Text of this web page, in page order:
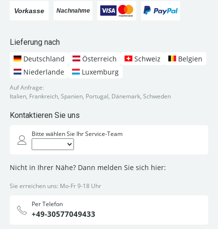
Lieferung nach
Deutschland
Österreich Schweiz
Belgien
Niederlande
Luxemburg
Auf Anfrage:
Italien, Frankreich, Spanien, Portugal, Dänemark, Schweden
Kontaktieren Sie uns
Bitte wählen Sie Ihr Service-Team
Nicht in Ihrer Nähe? Dann melden Sie sich hier:
Sie erreichen uns: Mo-Fr 9-18 Uhr
Per Telefon
+49-30577049433